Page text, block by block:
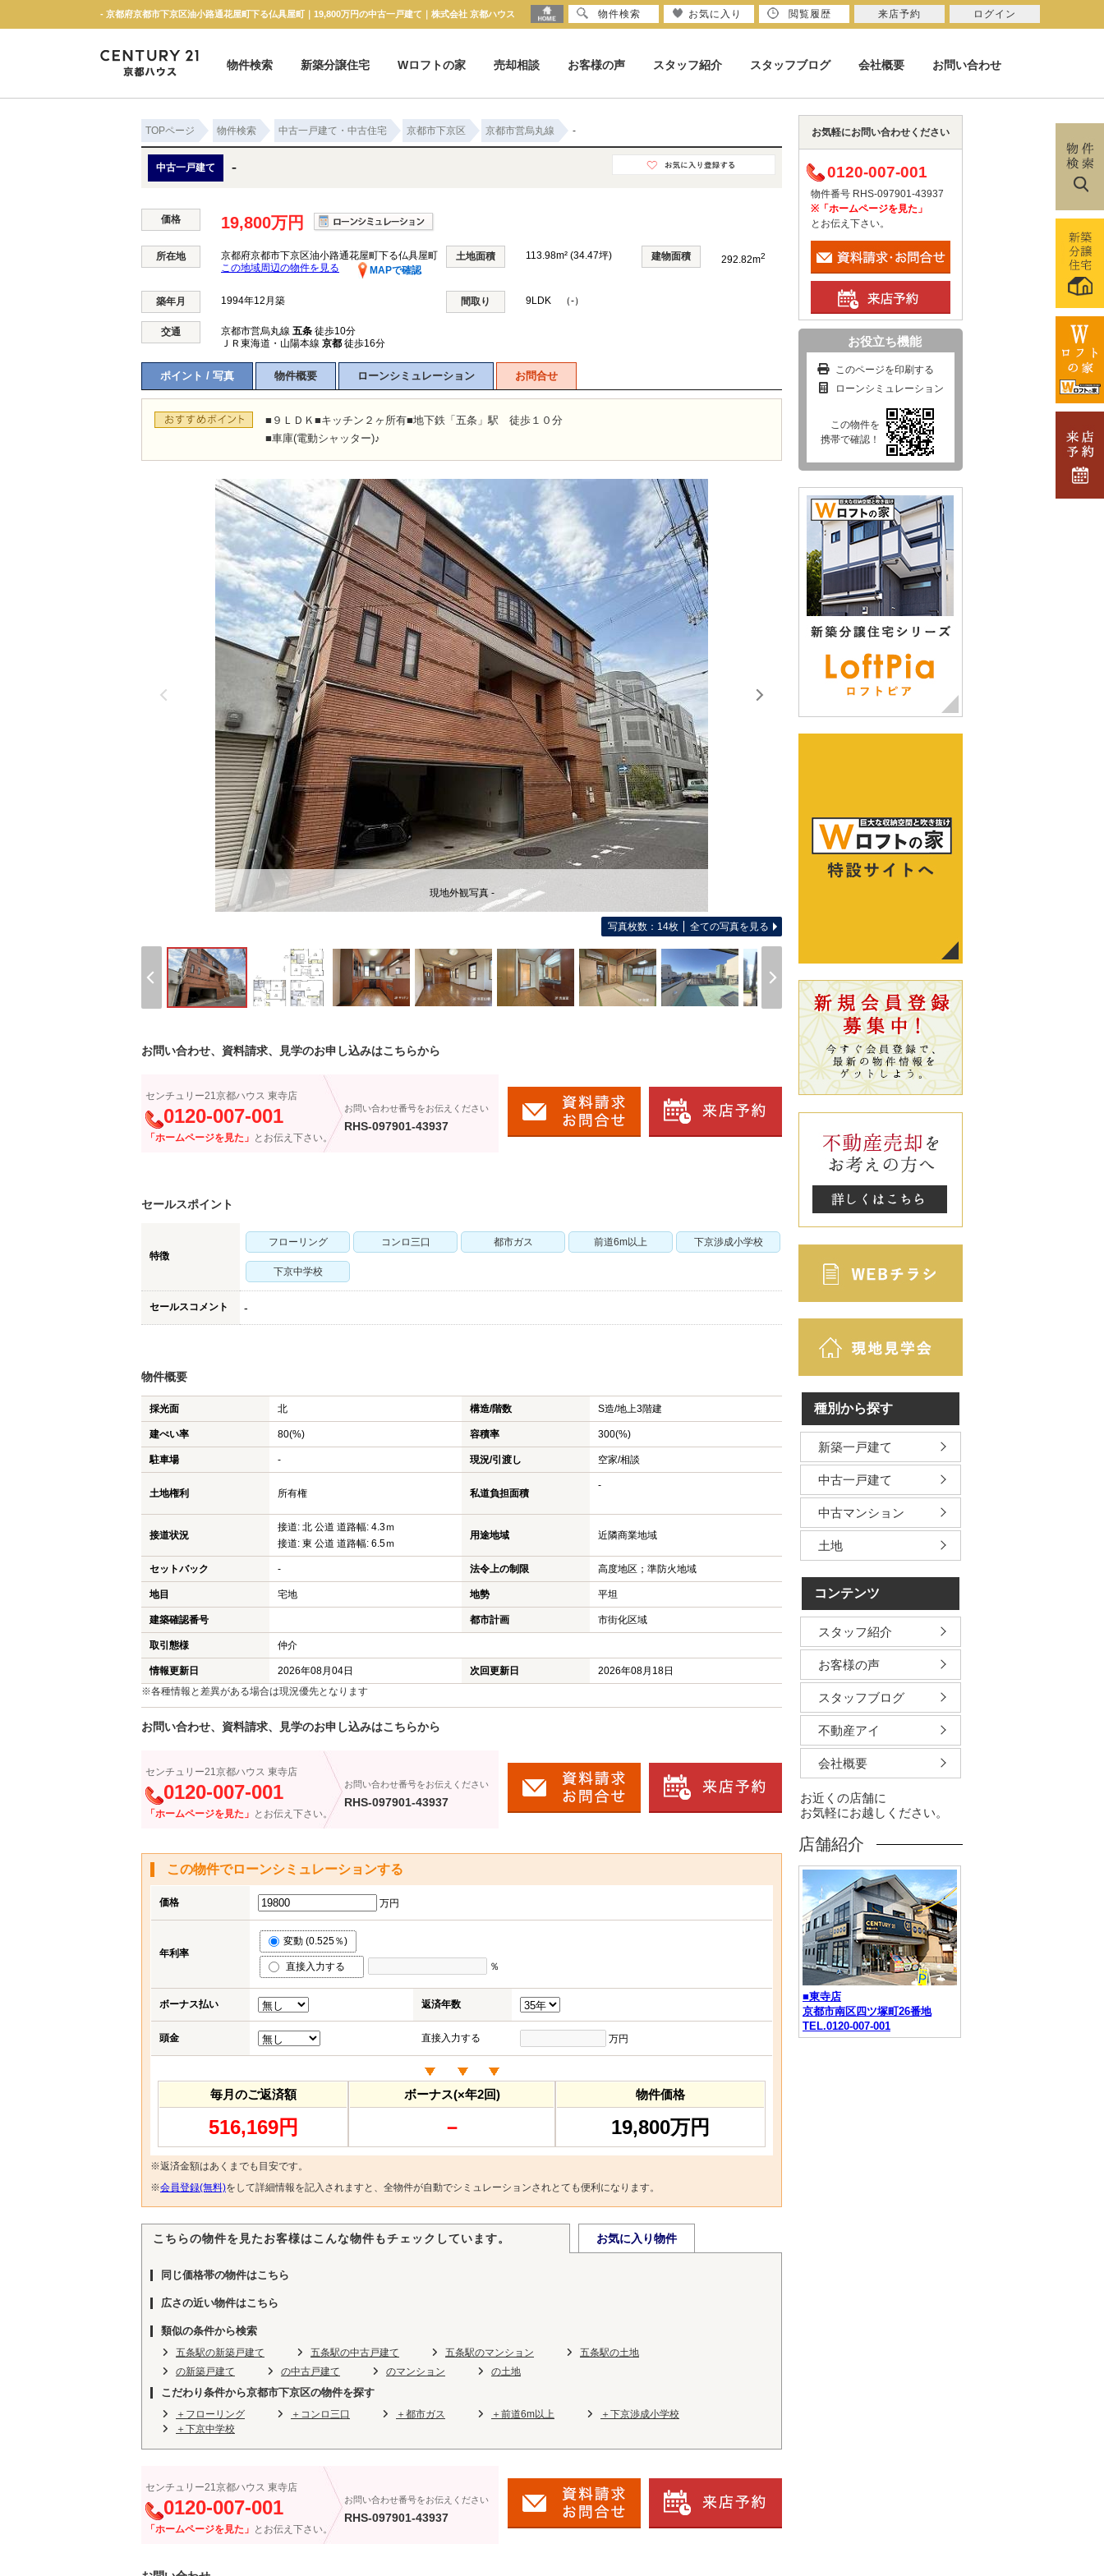
- 京都府京都市下京区油小路通花屋町下る仏具屋町｜19,800万円の中古一戸建て｜株式会社 京都ハウス
物件検索
新築分譲住宅 Wロフトの家 売却相談 お客様の声 スタッフ紹介 スタッフブログ 会社概要 お問い合わせ
TOPページ 物件検索 中古一戸建て・中古住宅 京都市下京区 京都市営烏丸線 -
中古一戸建て -
価格 19,800万円
所在地
京都府京都市下京区油小路通花屋町下る仏具屋町
MAPで確認
この地域周辺の物件を見る
土地面積 113.98m² (34.47坪) 建物面積 292.82m2
築年月 1994年12月築 間取り 9LDK （-）
交通 京都市営烏丸線 五条 徒歩10分
ＪＲ東海道・山陽本線 京都 徒歩16分
ポイント / 写真 物件概要 ローンシミュレーション お問合せ
■９ＬＤＫ■キッチン２ヶ所有■地下鉄「五条」駅 徒歩１０分
■車庫(電動シャッター)♪
現地外観写真 -
写真枚数：14枚 全ての写真を見る
お問い合わせ、資料請求、見学のお申し込みはこちらから
センチュリー21京都ハウス 東寺店
0120-007-001
「ホームページを見た」 とお伝え下さい。
お問い合わせ番号をお伝えください
RHS-097901-43937
セールスポイント
特徴
フローリング コンロ三口 都市ガス 前道6m以上 下京渉成小学校
下京中学校
セールスコメント -
物件概要
採光面 北 構造/階数 S造/地上3階建
建ぺい率 80(%) 容積率 300(%)
駐車場 - 現況/引渡し 空家/相談
土地権利 所有権 私道負担面積
-
接道状況
接道: 北 公道 道路幅: 4.3ｍ
接道: 東 公道 道路幅: 6.5ｍ
用途地域 近隣商業地域
セットバック - 法令上の制限 高度地区；準防火地域
地目 宅地 地勢 平坦
建築確認番号 都市計画 市街化区域
取引態様 仲介
情報更新日 2026年08月04日 次回更新日
2026年08月18日
※各種情報と差異がある場合は現況優先となります
お問い合わせ、資料請求、見学のお申し込みはこちらから
センチュリー21京都ハウス 東寺店
0120-007-001
「ホームページを見た」 とお伝え下さい。
お問い合わせ番号をお伝えください
RHS-097901-43937
この物件でローンシミュレーションする
価格 万円
年利率
変動 (0.525％)
直接入力する ％
ボーナス払い 返済年数
頭金 直接入力する 万円
毎月のご返済額
516,169円
ボーナス(×年2回)
－
物件価格
19,800万円
※返済金額はあくまでも目安です。
※会員登録(無料)をして詳細情報を記入されますと、全物件が自動でシミュレーションされとても便利になります。
こちらの物件を見たお客様はこんな物件もチェックしています。 お気に入り物件
同じ価格帯の物件はこちら
広さの近い物件はこちら
類似の条件から検索
五条駅の新築戸建て 五条駅の中古戸建て 五条駅のマンション
五条駅の土地
の新築戸建て
の中古戸建て のマンション の土地
こだわり条件から京都市下京区の物件を探す
＋フローリング ＋コンロ三口 ＋都市ガス ＋前道6m以上
＋下京渉成小学校
＋下京中学校
センチュリー21京都ハウス 東寺店
0120-007-001
「ホームページを見た」 とお伝え下さい。
お問い合わせ番号をお伝えください
RHS-097901-43937
お気軽にお問い合わせください
0120-007-001
物件番号 RHS-097901-43937
※「ホームページを見た」
とお伝え下さい。
お役立ち機能
このページを印刷する
ローンシミュレーション
この物件を
携帯で確認！
種別から探す
新築一戸建て
中古一戸建て
中古マンション
土地
コンテンツ
スタッフ紹介
お客様の声
スタッフブログ
不動産アイ
会社概要
お近くの店舗に
お気軽にお越しください。
店舗紹介
■東寺店
京都市南区四ツ塚町26番地
TEL.0120-007-001
物件検索 お気に入り 閲覧履歴 来店予約 ログイン